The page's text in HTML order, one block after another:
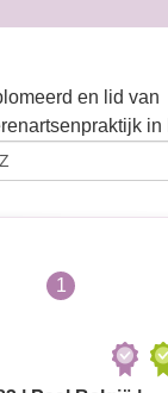
en lid van
in
1